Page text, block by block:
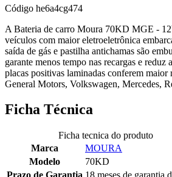
Código he6a4cg474
A Bateria de carro Moura 70KD MGE -
veículos com maior eletroeletrônica
saída de gás e pastilha antichamas são
garante menos tempo nas recargas e
placas positivas laminadas conferem
General Motors, Volkswagen, Mercedes,
Ficha Técnica
Ficha tecnica do produto
Marca
MOURA
Modelo
70KD